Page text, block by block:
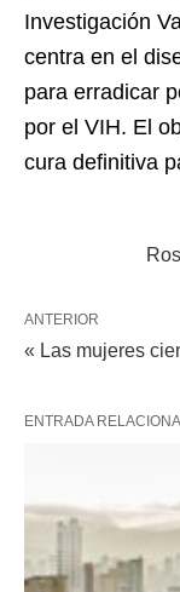
Investigación
centra en el
para erradicar
por el VIH. El
cura definitiva
ANTERIOR
« Las mujeres
ENTRADA